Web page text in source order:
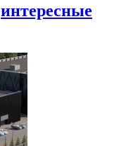
интересные